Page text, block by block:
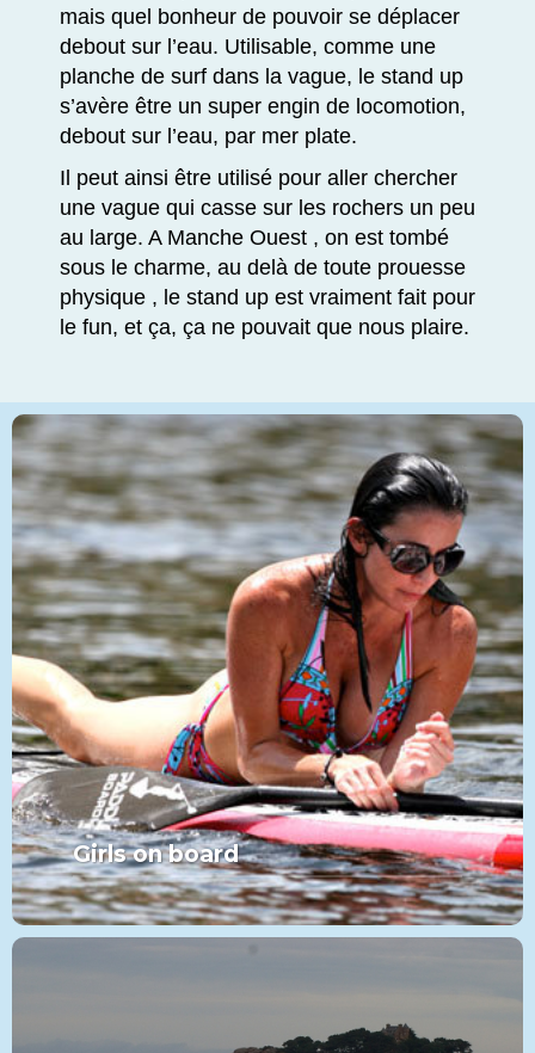
mais quel bonheur de pouvoir se déplacer
debout sur l’eau. Utilisable, comme une
planche de surf dans la vague, le stand up
s’avère être un super engin de locomotion,
debout sur l’eau, par mer plate.
Il peut ainsi être utilisé pour aller chercher
une vague qui casse sur les rochers un peu
au large. A Manche Ouest , on est tombé
sous le charme, au delà de toute prouesse
physique , le stand up est vraiment fait pour
le fun, et ça, ça ne pouvait que nous plaire.
Girls on board
MORE FROM THIS SET:
VIEW MORE CATÉGORIE PADDLE
Girls on board